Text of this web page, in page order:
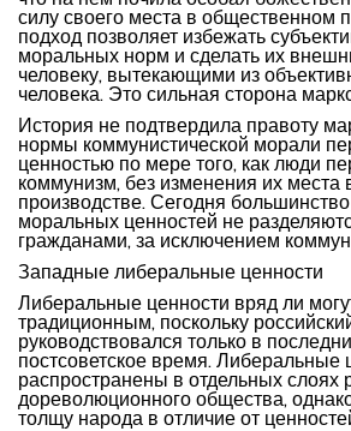
силу своего места в общественном
подход позволяет избежать
моральных норм и сделать их
человеку, вытекающими из
человека. Это сильная сторона
История не подтвердила правоту
нормы коммунистической морали
ценностью по мере того, как люди
коммунизм, без изменения их места
производстве. Сегодня
моральных ценностей не
гражданами, за исключением
Западные либеральные ценности
Либеральные ценности вряд ли
традиционным, поскольку
руководствовался только в
постсоветское время. Либеральные
распространены в отдельных слоях
дореволюционного общества,
толщу народа в отличие от